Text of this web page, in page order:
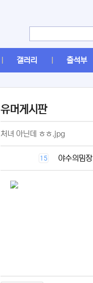
갤러리 출석부
[1]
유머게시판
처녀 아닌데 ㅎㅎ.jpg
15 야수의밈장